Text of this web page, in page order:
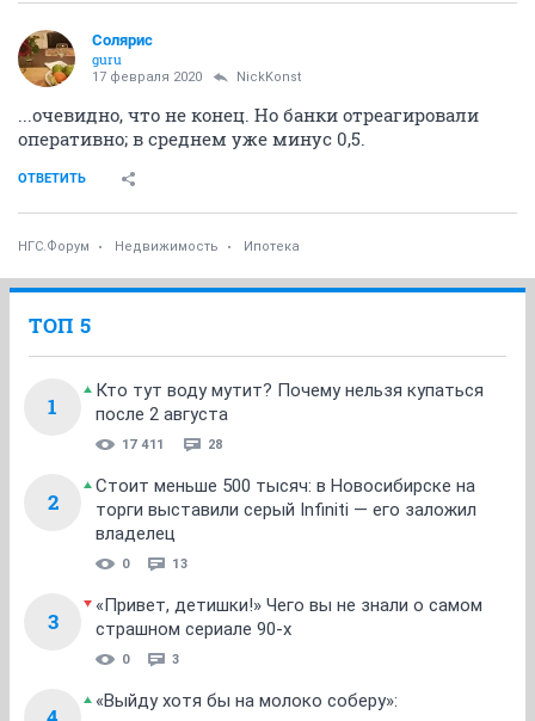
Солярис
guru
17 февраля 2020 NickKonst
...очевидно, что не конец. Но банки отреагировали
оперативно; в среднем уже минус 0,5.
ОТВЕТИТЬ
НГС.Форум Недвижимость Ипотека
ТОП 5
1
Кто тут воду мутит? Почему нельзя купаться
после 2 августа
17 411 28
2
Стоит меньше 500 тысяч: в Новосибирске на
торги выставили серый Infiniti — его заложил
владелец
0 13
3
«Привет, детишки!» Чего вы не знали о самом
страшном сериале 90-х
0 3
«Выйду хотя бы на молоко соберу»: